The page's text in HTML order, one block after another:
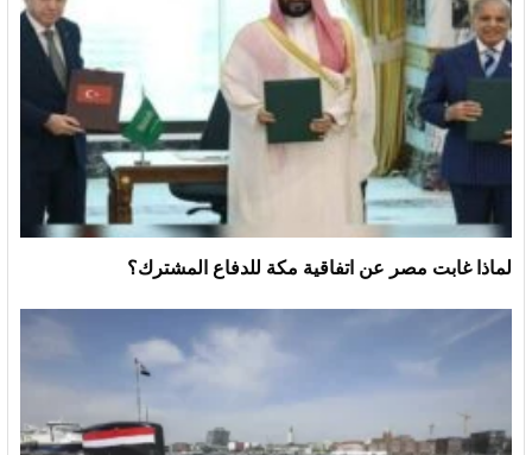
لماذا غابت مصر عن اتفاقية مكة للدفاع المشترك؟